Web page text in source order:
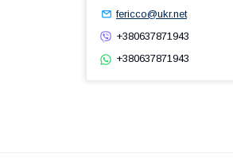
fericco@ukr.net
+380637871943
+380637871943